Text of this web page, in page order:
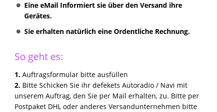
Eine eMail Informiert sie über den Versand ihre
Gerätes.
Sie erhalten natürlich eine Ordentliche Rechnung.
So geht es:
1. Auftragsformular bitte ausfüllen
2. Bitte Schicken Sie ihr defekets Autoradio / Navi mit
unserem Auftrag, den Sie per Mail erhalten, zu. Bitte per
Postpaket DHL oder anderes Versandunternehmen bitte